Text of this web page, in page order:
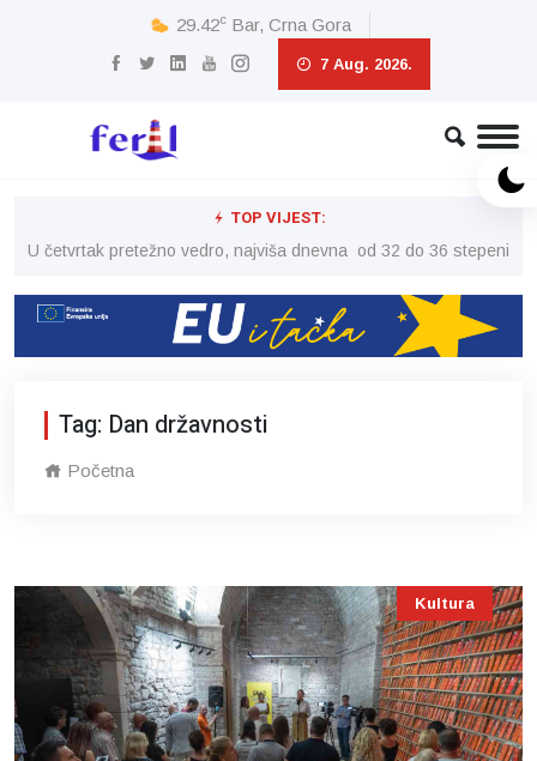
29.42c Bar, Crna Gora
7 Aug. 2026.
TOP VIJEST:
U četvrtak pretežno vedro, najviša dnevna od 32 do 36 stepeni
Tag: Dan državnosti
Početna
Kultura